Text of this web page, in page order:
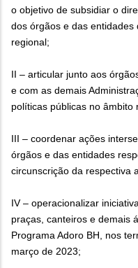
o objetivo de subsidiar o
dos órgãos e das
regional;
II – articular junto aos
e com as demais
políticas públicas no âmbito
III – coordenar ações
órgãos e das entidades
circunscrição da respectiva
IV – operacionalizar
praças, canteiros e demais
Programa Adoro BH, nos
março de 2023;